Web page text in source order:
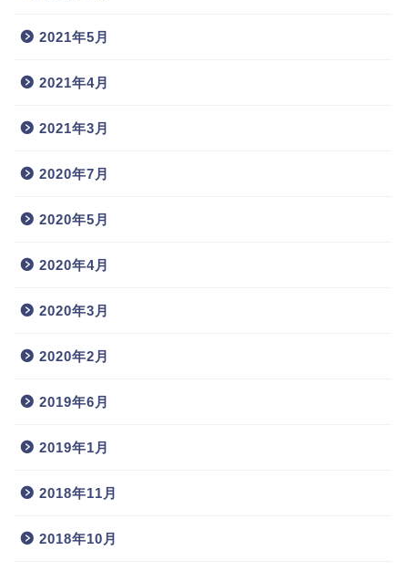
2021年5月
2021年4月
2021年3月
2020年7月
2020年5月
2020年4月
2020年3月
2020年2月
2019年6月
2019年1月
2018年11月
2018年10月